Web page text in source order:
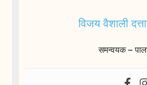
विजय वैशाली
समन्वयक –